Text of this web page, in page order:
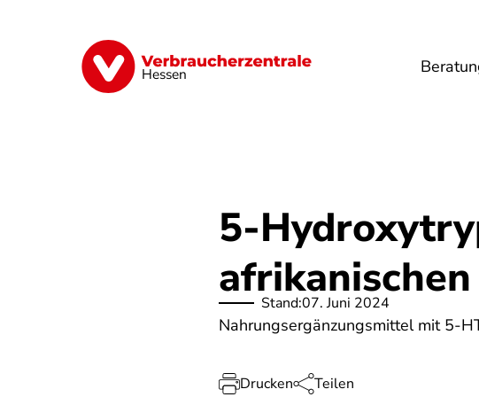
Hessen
Digitales Energie Finanzen Gesundheit
5-
Stand:07. Juni 2024
Nahrungsergänzungsmittel mit 5-
Drucken Teilen